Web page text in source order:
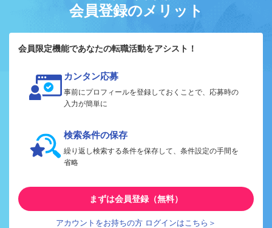
会員登録のメリット
会員限定機能であなたの転職活動をアシスト！
カンタン応募
事前にプロフィールを登録しておくことで、応募時の
入力が簡単に
検索条件の保存
繰り返し検索する条件を保存して、条件設定の手間を
省略
まずは会員登録（無料）
アカウントをお持ちの方 ログインはこちら＞